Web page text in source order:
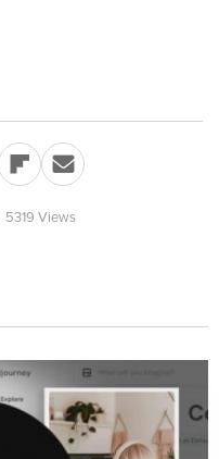
5319 Views